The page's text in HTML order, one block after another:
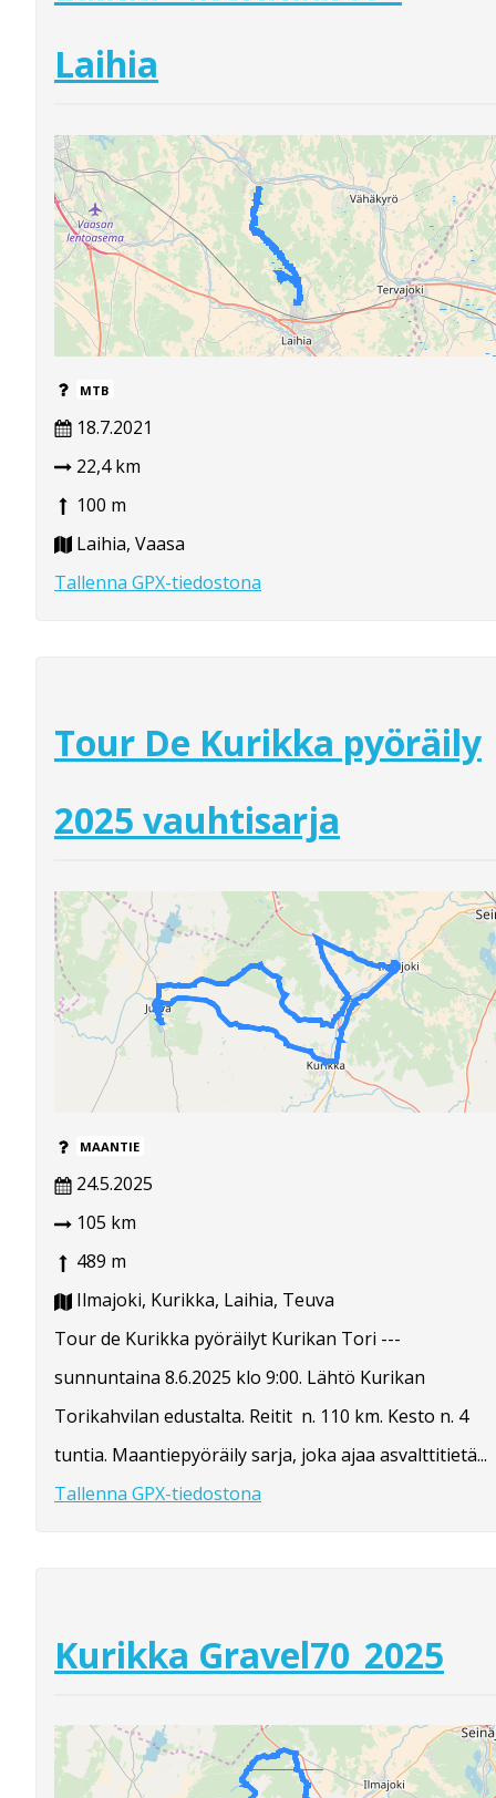
Laihia
MTB
18.7.2021
22,4 km
100 m
Laihia, Vaasa
Tallenna GPX-tiedostona
Tour De Kurikka pyöräily
2025 vauhtisarja
MAANTIE
24.5.2025
105 km
489 m
Ilmajoki, Kurikka, Laihia, Teuva
Tour de Kurikka pyöräilyt Kurikan Tori ---
sunnuntaina 8.6.2025 klo 9:00. Lähtö Kurikan
Torikahvilan edustalta. Reitit n. 110 km. Kesto n. 4
tuntia. Maantiepyöräily sarja, joka ajaa asvalttitietä...
Tallenna GPX-tiedostona
Kurikka Gravel70_2025